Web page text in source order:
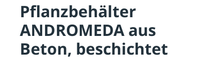
Pflanzbehälter
ANDROMEDA aus
Beton, beschichtet